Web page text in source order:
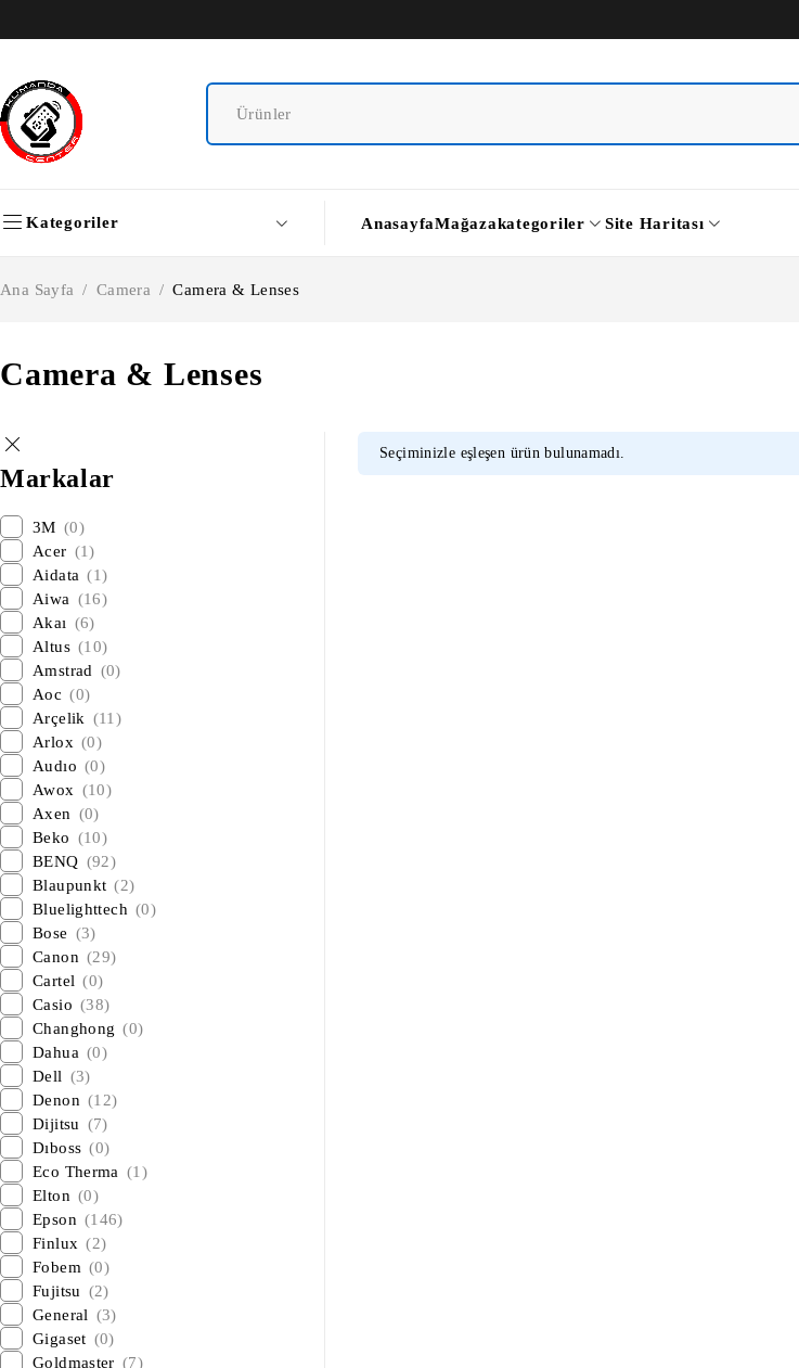
Kategoriler AnasayfaMağazakategoriler Site Haritası
Camera & Lenses
Ana Sayfa / Camera / Camera & Lenses
Markalar
3M (0)
Acer (1)
Aidata (1)
Aiwa (16)
Akaı (6)
Altus (10)
Amstrad (0)
Aoc (0)
Arçelik (11)
Arlox (0)
Audıo (0)
Awox (10)
Axen (0)
Beko (10)
BENQ (92)
Blaupunkt (2)
Bluelighttech (0)
Bose (3)
Canon (29)
Cartel (0)
Casio (38)
Changhong (0)
Dahua (0)
Dell (3)
Denon (12)
Dijitsu (7)
Dıboss (0)
Eco Therma (1)
Elton (0)
Epson (146)
Finlux (2)
Fobem (0)
Fujitsu (2)
General (3)
Gigaset (0)
Goldmaster (7)
Seçiminizle eşleşen ürün bulunamadı.